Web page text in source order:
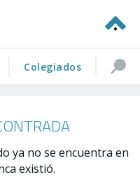
Colegiados
ya no se encuentra en
existió.